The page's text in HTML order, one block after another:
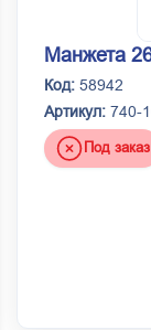
Манжета
Код: 58942
Артикул: 740-
Под заказ